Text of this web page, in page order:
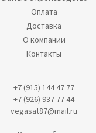
Оплата
Доставка
О компании
Контакты
+7 (915) 144 47 77
+7 (926) 937 77 44
vegasat87@mail.ru